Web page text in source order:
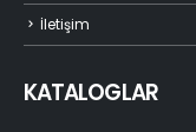
İletişim
KATALOGLAR